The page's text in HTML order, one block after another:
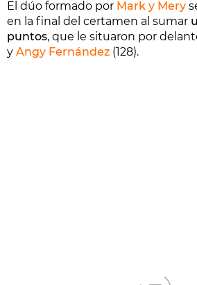
El dúo formado por Mark y Mery
en la final del certamen al sumar
puntos, que le situaron por
y Angy Fernández (128).